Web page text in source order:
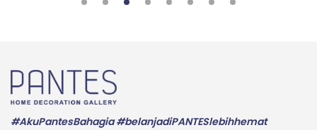
#AkuPantesBahagia #belanjadiPANTESlebihhemat